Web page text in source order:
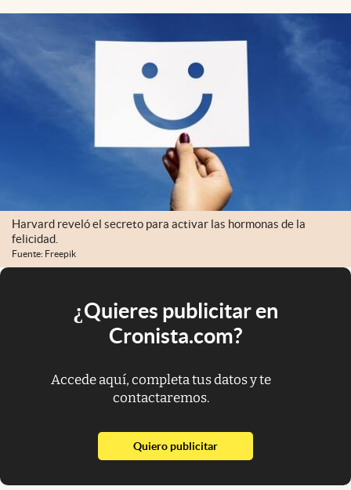
Harvard reveló el secreto para activar las hormonas de la
felicidad.
Fuente: Freepik
¿Quieres publicitar en
Cronista.com?
Accede aquí, completa tus datos y te
contactaremos.
Quiero publicitarabre en nueva pestaña